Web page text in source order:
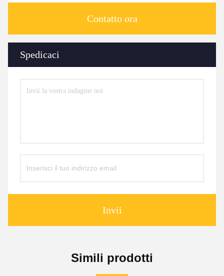
Contatto ora
Spedicaci
Invii
Simili prodotti